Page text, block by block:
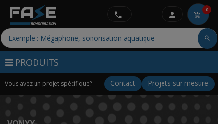
PRODUITS
Vous avez un projet spécifique? Projets sur mesure
Contact
0